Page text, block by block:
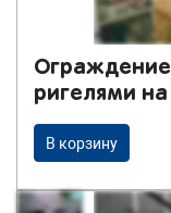
Ограждение
ригелями
В корзину